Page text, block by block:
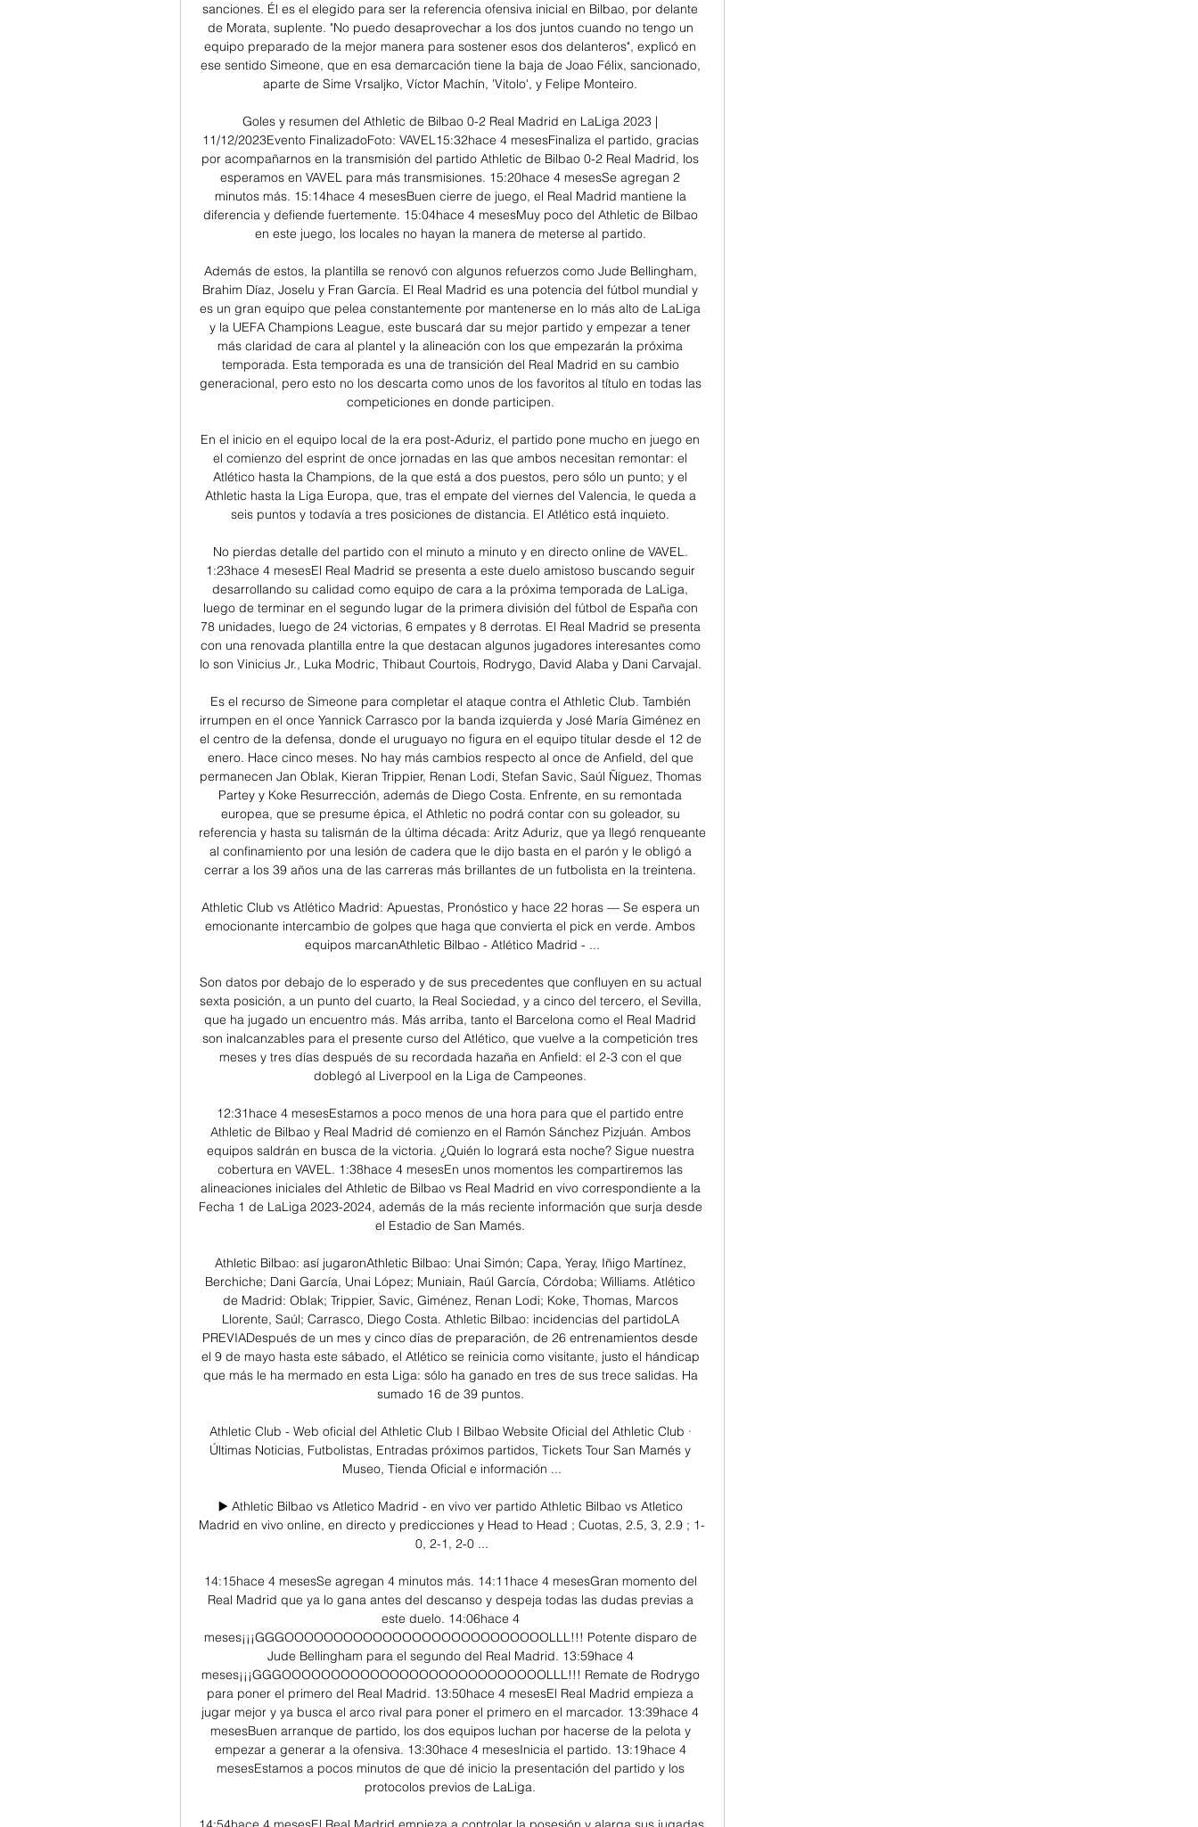
sanciones. Él es el elegido para ser la referencia ofensiva inicial en Bilbao, por delante
de Morata, suplente. "No puedo desaprovechar a los dos juntos cuando no tengo un
equipo preparado de la mejor manera para sostener esos dos delanteros", explicó en
ese sentido Simeone, que en esa demarcación tiene la baja de Joao Félix, sancionado,
aparte de Sime Vrsaljko, Víctor Machín, 'Vitolo', y Felipe Monteiro.
Goles y resumen del Athletic de Bilbao 0-2 Real Madrid en LaLiga 2023 |
11/12/2023Evento FinalizadoFoto: VAVEL15:32hace 4 mesesFinaliza el partido, gracias
por acompañarnos en la transmisión del partido Athletic de Bilbao 0-2 Real Madrid, los
esperamos en VAVEL para más transmisiones. 15:20hace 4 mesesSe agregan 2
minutos más. 15:14hace 4 mesesBuen cierre de juego, el Real Madrid mantiene la
diferencia y defiende fuertemente. 15:04hace 4 mesesMuy poco del Athletic de Bilbao
en este juego, los locales no hayan la manera de meterse al partido.
Además de estos, la plantilla se renovó con algunos refuerzos como Jude Bellingham,
Brahim Díaz, Joselu y Fran García. El Real Madrid es una potencia del fútbol mundial y
es un gran equipo que pelea constantemente por mantenerse en lo más alto de LaLiga
y la UEFA Champions League, este buscará dar su mejor partido y empezar a tener
más claridad de cara al plantel y la alineación con los que empezarán la próxima
temporada. Esta temporada es una de transición del Real Madrid en su cambio
generacional, pero esto no los descarta como unos de los favoritos al título en todas las
competiciones en donde participen.
En el inicio en el equipo local de la era post-Aduriz, el partido pone mucho en juego en
el comienzo del esprint de once jornadas en las que ambos necesitan remontar: el
Atlético hasta la Champions, de la que está a dos puestos, pero sólo un punto; y el
Athletic hasta la Liga Europa, que, tras el empate del viernes del Valencia, le queda a
seis puntos y todavía a tres posiciones de distancia. El Atlético está inquieto.
No pierdas detalle del partido con el minuto a minuto y en directo online de VAVEL.
1:23hace 4 mesesEl Real Madrid se presenta a este duelo amistoso buscando seguir
desarrollando su calidad como equipo de cara a la próxima temporada de LaLiga,
luego de terminar en el segundo lugar de la primera división del fútbol de España con
78 unidades, luego de 24 victorias, 6 empates y 8 derrotas. El Real Madrid se presenta
con una renovada plantilla entre la que destacan algunos jugadores interesantes como
lo son Vinicius Jr., Luka Modric, Thibaut Courtois, Rodrygo, David Alaba y Dani Carvajal.
Es el recurso de Simeone para completar el ataque contra el Athletic Club. También
irrumpen en el once Yannick Carrasco por la banda izquierda y José María Giménez en
el centro de la defensa, donde el uruguayo no figura en el equipo titular desde el 12 de
enero. Hace cinco meses. No hay más cambios respecto al once de Anfield, del que
permanecen Jan Oblak, Kieran Trippier, Renan Lodi, Stefan Savic, Saúl Ñíguez, Thomas
Partey y Koke Resurrección, además de Diego Costa. Enfrente, en su remontada
europea, que se presume épica, el Athletic no podrá contar con su goleador, su
referencia y hasta su talismán de la última década: Aritz Aduriz, que ya llegó renqueante
al confinamiento por una lesión de cadera que le dijo basta en el parón y le obligó a
cerrar a los 39 años una de las carreras más brillantes de un futbolista en la treintena.
Athletic Club vs Atlético Madrid: Apuestas, Pronóstico y hace 22 horas — Se espera un
emocionante intercambio de golpes que haga que convierta el pick en verde. Ambos
equipos marcanAthletic Bilbao - Atlético Madrid - ...
Son datos por debajo de lo esperado y de sus precedentes que confluyen en su actual
sexta posición, a un punto del cuarto, la Real Sociedad, y a cinco del tercero, el Sevilla,
que ha jugado un encuentro más. Más arriba, tanto el Barcelona como el Real Madrid
son inalcanzables para el presente curso del Atlético, que vuelve a la competición tres
meses y tres días después de su recordada hazaña en Anfield: el 2-3 con el que
doblegó al Liverpool en la Liga de Campeones.
12:31hace 4 mesesEstamos a poco menos de una hora para que el partido entre
Athletic de Bilbao y Real Madrid dé comienzo en el Ramón Sánchez Pizjuán. Ambos
equipos saldrán en busca de la victoria. ¿Quién lo logrará esta noche? Sigue nuestra
cobertura en VAVEL. 1:38hace 4 mesesEn unos momentos les compartiremos las
alineaciones iniciales del Athletic de Bilbao vs Real Madrid en vivo correspondiente a la
Fecha 1 de LaLiga 2023-2024, además de la más reciente información que surja desde
el Estadio de San Mamés.
Athletic Bilbao: así jugaronAthletic Bilbao: Unai Simón; Capa, Yeray, Iñigo Martínez,
Berchiche; Dani García, Unai López; Muniain, Raúl García, Córdoba; Williams. Atlético
de Madrid: Oblak; Trippier, Savic, Giménez, Renan Lodi; Koke, Thomas, Marcos
Llorente, Saúl; Carrasco, Diego Costa. Athletic Bilbao: incidencias del partidoLA
PREVIADespués de un mes y cinco días de preparación, de 26 entrenamientos desde
el 9 de mayo hasta este sábado, el Atlético se reinicia como visitante, justo el hándicap
que más le ha mermado en esta Liga: sólo ha ganado en tres de sus trece salidas. Ha
sumado 16 de 39 puntos.
Athletic Club - Web oficial del Athletic Club I Bilbao Website Oficial del Athletic Club ·
Últimas Noticias, Futbolistas, Entradas próximos partidos, Tickets Tour San Mamés y
Museo, Tienda Oficial e información ...
▶️ Athletic Bilbao vs Atletico Madrid - en vivo ver partido Athletic Bilbao vs Atletico
Madrid en vivo online, en directo y predicciones y Head to Head ; Cuotas, 2.5, 3, 2.9 ; 1-
0, 2-1, 2-0 ...
14:15hace 4 mesesSe agregan 4 minutos más. 14:11hace 4 mesesGran momento del
Real Madrid que ya lo gana antes del descanso y despeja todas las dudas previas a
este duelo. 14:06hace 4
meses¡¡¡GGGOOOOOOOOOOOOOOOOOOOOOOOOOOOLLL!!! Potente disparo de
Jude Bellingham para el segundo del Real Madrid. 13:59hace 4
meses¡¡¡GGGOOOOOOOOOOOOOOOOOOOOOOOOOOOLLL!!! Remate de Rodrygo
para poner el primero del Real Madrid. 13:50hace 4 mesesEl Real Madrid empieza a
jugar mejor y ya busca el arco rival para poner el primero en el marcador. 13:39hace 4
mesesBuen arranque de partido, los dos equipos luchan por hacerse de la pelota y
empezar a generar a la ofensiva. 13:30hace 4 mesesInicia el partido. 13:19hace 4
mesesEstamos a pocos minutos de que dé inicio la presentación del partido y los
protocolos previos de LaLiga.